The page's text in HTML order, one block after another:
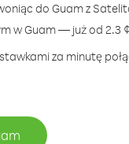
do Guam z
w Guam — już od 2.3
za minutę